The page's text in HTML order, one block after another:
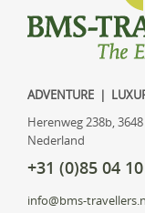
ADVENTURE |
Herenweg 238b,
Nederland
+31 (0)85 04
info@bms-